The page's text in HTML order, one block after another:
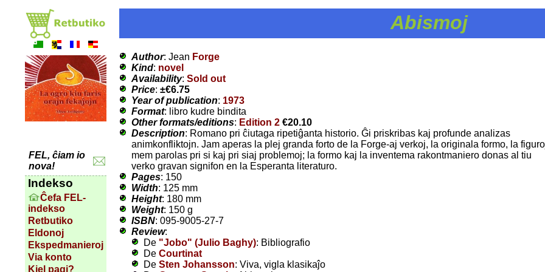
FEL, ĉiam io
nova!
Indekso
Ĉefa FEL-
indekso
Retbutiko
Eldonoj
Ekspedmanieroj
Via konto
Kiel pagi?
Abismoj
Author: Jean Forge
Kind: novel
Availability: Sold out
Price: ±€6.75
Year of publication: 1973
Format: libro kudre bindita
Other formats/editions: Edition 2 €20.10
Description: Romano pri ĉiutaga ripetiĝanta historio. Ĝi priskribas kaj profunde analizas
animkonfliktojn. Jam aperas la plej granda forto de la Forge-aj verkoj, la originala formo, la
mem parolas pri si kaj pri siaj problemoj; la formo kaj la inventema rakontmaniero donas al tiu
verko gravan signifon en la Esperanta literaturo.
Pages: 150
Width: 125 mm
Height: 180 mm
Weight: 150 g
ISBN: 095-9005-27-7
Review:
De "Jobo" (Julio Baghy): Bibliografio
De Courtinat
De Sten Johansson: Viva, vigla klasikaĵo